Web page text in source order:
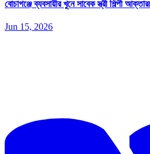
বোচাগঞ্জে ব্যবসায়ীর খুনে সাবেক স্ত্রী শিল্পী
Jun 15, 2026